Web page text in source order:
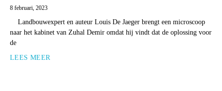
8 februari, 2023
Landbouwexpert en auteur Louis De Jaeger brengt een microscoop
naar het kabinet van Zuhal Demir omdat hij vindt dat de oplossing voor
de
LEES MEER